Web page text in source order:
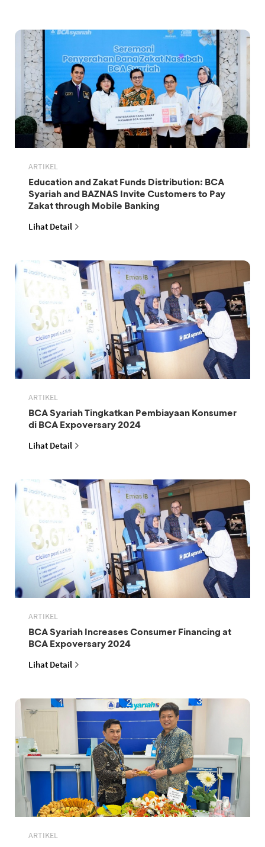
ARTIKEL
Education and Zakat Funds Distribution: BCA
Syariah and BAZNAS Invite Customers to Pay
Zakat through Mobile Banking
Lihat Detail
ARTIKEL
BCA Syariah Tingkatkan Pembiayaan Konsumer
di BCA Expoversary 2024
Lihat Detail
ARTIKEL
BCA Syariah Increases Consumer Financing at
BCA Expoversary 2024
Lihat Detail
ARTIKEL